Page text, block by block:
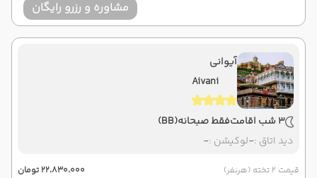
مشاوره و رزرو رایگان
آیوانی
Aivani
3 شب اقامت فقط صبحانه(BB)
دید اتاق :-لوکیشن :-
قیمت 2 تخته (هرنفر)
۲۲٬۸۳۰٬۰۰۰ تومان